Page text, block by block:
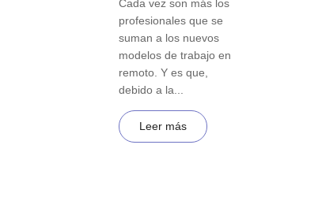
Cada vez son más los
profesionales que se
suman a los nuevos
modelos de trabajo en
remoto. Y es que,
debido a la...
Leer más